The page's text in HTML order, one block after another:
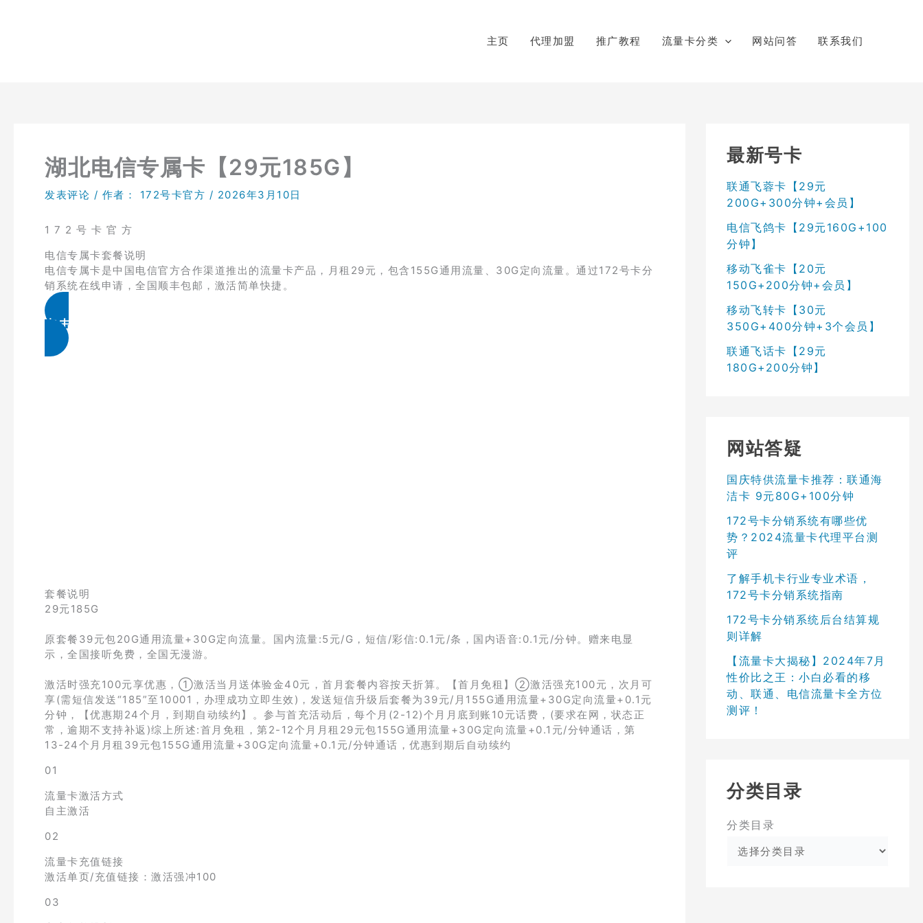
主页 代理加盟 推广教程 流量卡分类 网站问答 联系我们
湖北电信专属卡【29元185G】
发表评论 / 作者： 172号卡官方 / 2026年3月10日
1 7 2 号 卡 官 方
电信专属卡套餐说明
电信专属卡是中国电信官方合作渠道推出的流量卡产品，月租29元，包含155G通用流量、30G定向流量。通过172号卡分
销系统在线申请，全国顺丰包邮，激活简单快捷。
点击免费领取
套餐说明
29元185G
原套餐39元包20G通用流量+30G定向流量。国内流量:5元/G，短信/彩信:0.1元/条，国内语音:0.1元/分钟。赠来电显
示，全国接听免费，全国无漫游。
激活时强充100元享优惠，①激活当月送体验金40元，首月套餐内容按天折算。【首月免租】②激活强充100元，次月可
享(需短信发送“185”至10001，办理成功立即生效)，发送短信升级后套餐为39元/月155G通用流量+30G定向流量+0.1元
分钟，【优惠期24个月，到期自动续约】。参与首充活动后，每个月(2-12)个月月底到账10元话费，(要求在网，状态正
常，逾期不支持补返)综上所述:首月免租，第2-12个月月租29元包155G通用流量+30G定向流量+0.1元/分钟通话，第
13-24个月月租39元包155G通用流量+30G定向流量+0.1元/分钟通话，优惠到期后自动续约
01
流量卡激活方式
自主激活
02
流量卡充值链接
激活单页/充值链接：激活强冲100
03
最新号卡
联通飞蓉卡【29元
200G+300分钟+会员】
电信飞鸽卡【29元160G+100
分钟】
移动飞雀卡【20元
150G+200分钟+会员】
移动飞转卡【30元
350G+400分钟+3个会员】
联通飞话卡【29元
180G+200分钟】
网站答疑
国庆特供流量卡推荐：联通海
洁卡 9元80G+100分钟
172号卡分销系统有哪些优
势？2024流量卡代理平台测
评
了解手机卡行业专业术语，
172号卡分销系统指南
172号卡分销系统后台结算规
则详解
【流量卡大揭秘】2024年7月
性价比之王：小白必看的移
动、联通、电信流量卡全方位
测评！
分类目录
分类目录